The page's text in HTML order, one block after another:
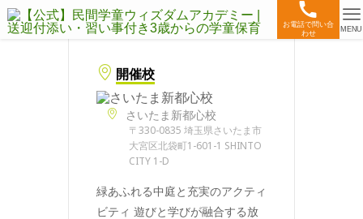
お電話で問い合
わせ
MENU
開催校
さいたま新都心校
〒330-0835 埼玉県さいたま市
大宮区北袋町1-601-1 SHINTO
CITY 1-D
緑あふれる中庭と充実のアクティ
ビティ 遊びと学びが融合する放